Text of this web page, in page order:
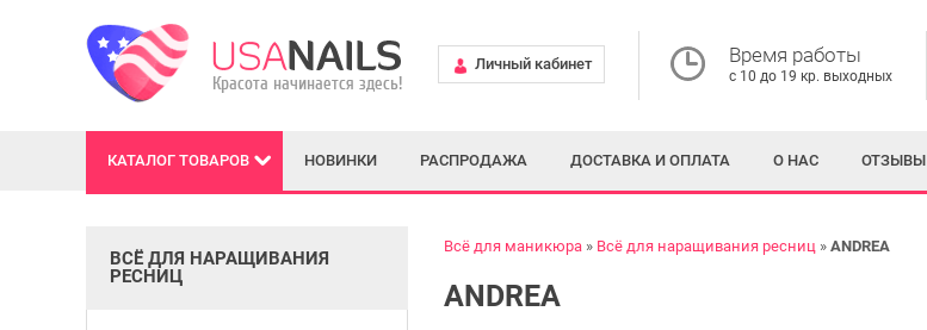
Личный кабинет Время работы
с 10 до 19 кр. выходных
КАТАЛОГ ТОВАРОВ НОВИНКИ РАСПРОДАЖА ДОСТАВКА И ОПЛАТА О НАС ОТЗЫВЫ
ВСЁ ДЛЯ НАРАЩИВАНИЯ
РЕСНИЦ
Всё для маникюра Всё для наращивания ресниц ANDREA
ANDREA